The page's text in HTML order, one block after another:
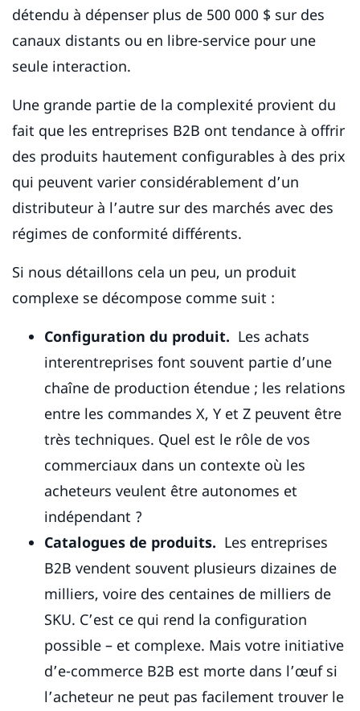
détendu à dépenser plus de 500 000 $ sur des
canaux distants ou en libre-service pour une
seule interaction.
Une grande partie de la complexité provient du
fait que les entreprises B2B ont tendance à offrir
des produits hautement configurables à des prix
qui peuvent varier considérablement d’un
distributeur à l’autre sur des marchés avec des
régimes de conformité différents.
Si nous détaillons cela un peu, un produit
complexe se décompose comme suit :
Configuration du produit. Les achats
interentreprises font souvent partie d’une
chaîne de production étendue ; les relations
entre les commandes X, Y et Z peuvent être
très techniques. Quel est le rôle de vos
commerciaux dans un contexte où les
acheteurs veulent être autonomes et
indépendant ?
Catalogues de produits. Les entreprises
B2B vendent souvent plusieurs dizaines de
milliers, voire des centaines de milliers de
SKU. C’est ce qui rend la configuration
possible – et complexe. Mais votre initiative
d’e-commerce B2B est morte dans l’œuf si
l’acheteur ne peut pas facilement trouver le